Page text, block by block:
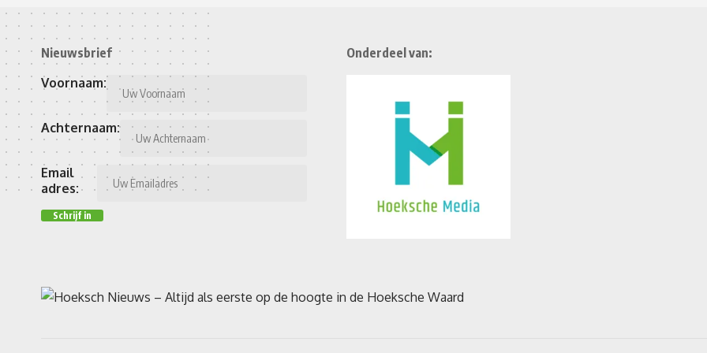
Nieuwsbrief
Voornaam:
Achternaam:
Email
adres:
Onderdeel van: